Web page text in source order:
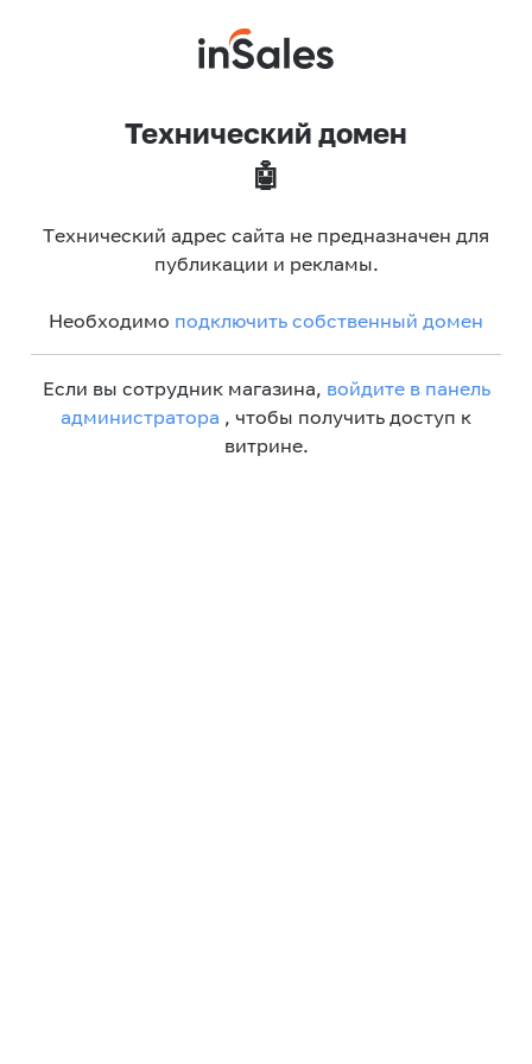
Технический домен
🤖
Технический адрес сайта не предназначен для
публикации и рекламы.
Необходимо подключить собственный домен
Если вы сотрудник магазина, войдите в панель
администратора , чтобы получить доступ к
витрине.